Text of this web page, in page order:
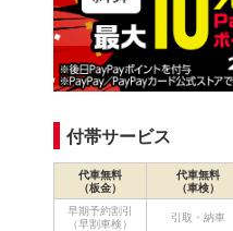
付帯サービス
代車無料
（板金）
代車無料
（車検）
早期予約割引
（早割車検）
引取・納車